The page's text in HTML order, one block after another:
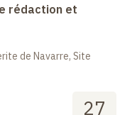
rédaction et
de Navarre, Site
27